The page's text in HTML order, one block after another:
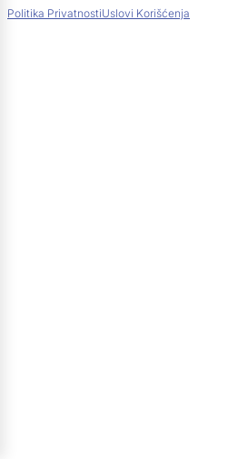
Politika PrivatnostiUslovi Korišćenja